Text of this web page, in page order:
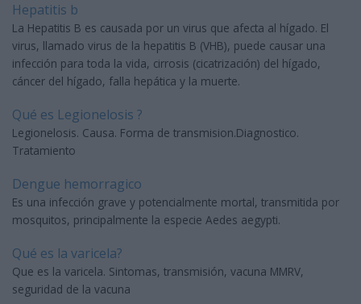
Hepatitis b
La Hepatitis B es causada por un virus que afecta al hígado. El
virus, llamado virus de la hepatitis B (VHB), puede causar una
infección para toda la vida, cirrosis (cicatrización) del hígado,
cáncer del hígado, falla hepática y la muerte.
Qué es Legionelosis ?
Legionelosis. Causa. Forma de transmision.Diagnostico.
Tratamiento
Dengue hemorragico
Es una infección grave y potencialmente mortal, transmitida por
mosquitos, principalmente la especie Aedes aegypti.
Qué es la varicela?
Que es la varicela. Sintomas, transmisión, vacuna MMRV,
seguridad de la vacuna